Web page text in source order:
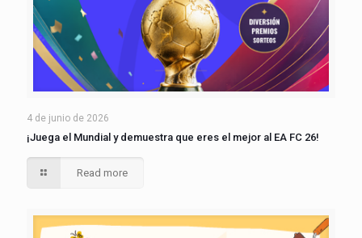
4 de junio de 2026
¡Juega el Mundial y demuestra que eres el mejor al EA FC 26!
Read more